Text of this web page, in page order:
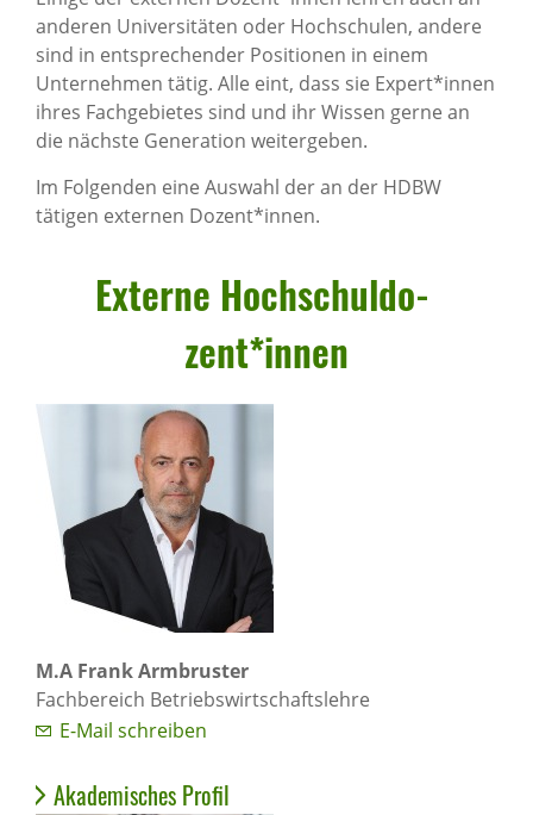
anderen Universitäten oder Hochschulen, andere
sind in entsprechender Positionen in einem
Unternehmen tätig. Alle eint, dass sie Expert*innen
ihres Fachgebietes sind und ihr Wissen gerne an
die nächste Generation weitergeben.
Im Folgenden eine Auswahl der an der HDBW
tätigen externen Dozent*innen.
Externe Hoch­schul­do­
zent*innen
M.A Frank Armbruster
Fachbereich Betriebswirtschaftslehre
E-Mail schreiben
Akademisches Profil